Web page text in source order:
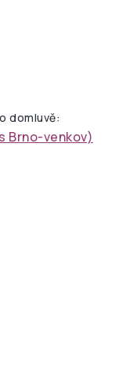
domluvě:
Brno-venkov)